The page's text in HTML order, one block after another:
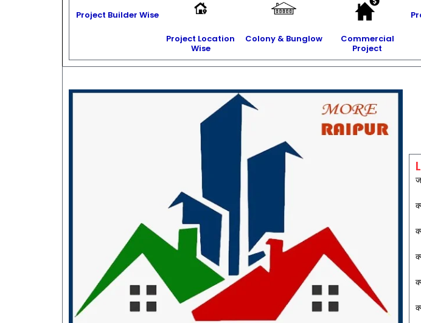
Project Builder Wise
Project Location
Wise
Colony & Bunglow
Commercial
Project